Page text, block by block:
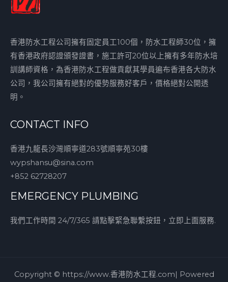
香港防水工程公司擁有固定員工100個，防水工程師30位，擁
有香港政府認證頒發證書，施工許可20位以上擁有多年防水培
訓講師資格，為香港防水工程做貢獻其學員遍布香港各大防水
公司，我公司擁有絕對的優勢服務好客戶，價格絕對公開透
明。
CONTACT INFO
香港九龍長沙灣順寧道283號順寧苑30樓
wypshansu@sina.com
+852 62728207
EMERGENCY PLUMBING
我們工作時間 24/7/365 請點擊緊急聯繫按鈕，立即上面服務.
Copyright © https://www.香港防水工程.com| Powered